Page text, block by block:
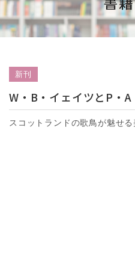
新刊
W・B・イェイツとP・
スコットランドの歌鳥が魅せ